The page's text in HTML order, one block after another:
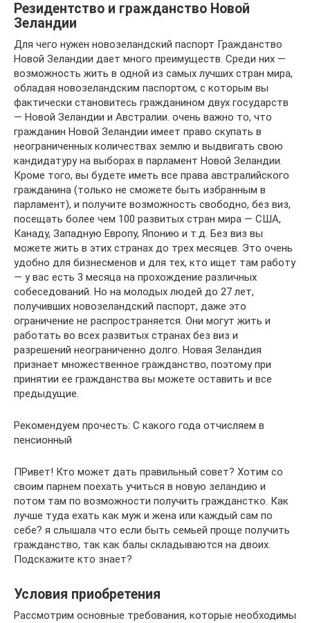
Резидентство и гражданство Новой
Зеландии
Для чего нужен новозеландский паспорт Гражданство
Новой Зеландии дает много преимуществ. Среди них —
возможность жить в одной из самых лучших стран мира,
обладая новозеландским паспортом, с которым вы
фактически становитесь гражданином двух государств
— Новой Зеландии и Австралии. очень важно то, что
гражданин Новой Зеландии имеет право скупать в
неограниченных количествах землю и выдвигать свою
кандидатуру на выборах в парламент Новой Зеландии.
Кроме того, вы будете иметь все права австралийского
гражданина (только не сможете быть избранным в
парламент), и получите возможность свободно, без виз,
посещать более чем 100 развитых стран мира — США,
Канаду, Западную Европу, Японию и т.д. Без виз вы
можете жить в этих странах до трех месяцев. Это очень
удобно для бизнесменов и для тех, кто ищет там работу
— у вас есть 3 месяца на прохождение различных
собеседований. Но на молодых людей до 27 лет,
получивших новозеландский паспорт, даже это
ограничение не распространяется. Они могут жить и
работать во всех развитых странах без виз и
разрешений неограниченно долго. Новая Зеландия
признает множественное гражданство, поэтому при
принятии ее гражданства вы можете оставить и все
предыдущие.
Рекомендуем прочесть: С какого года отчисляем в
пенсионный
ПРивет! Кто может дать правильный совет? Хотим со
своим парнем поехать учиться в новую зеландию и
потом там по возможности получить гражданстко. Как
лучше туда ехать как муж и жена или каждый сам по
себе? я слышала что если быть семьей проще получить
гражданство, так как балы складываются на двоих.
Подскажите кто знает?
Условия приобретения
Рассмотрим основные требования, которые необходимы